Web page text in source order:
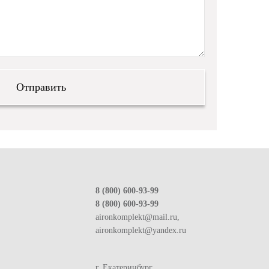
8 (800) 600-93-99
8 (800) 600-93-99
aironkomplekt@mail.ru,
aironkomplekt@yandex.ru